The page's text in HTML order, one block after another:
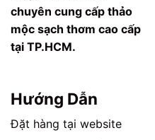
chọn
có
thể
được
trang
sản
phẩm
chuyên cung cấp thảo
mộc sạch thơm cao cấp
tại TP.HCM.
Hướng Dẫn
Đặt hàng tại website